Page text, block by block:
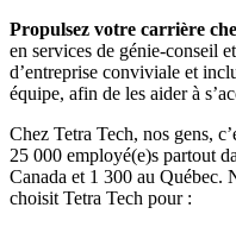
Propulsez votre carrière
en services de génie-conseil
d’entreprise conviviale et
équipe, afin de les aider à
Chez Tetra Tech, nos gens,
25 000 employé(e)s partout
Canada et 1 300 au Québec.
choisit Tetra Tech pour :